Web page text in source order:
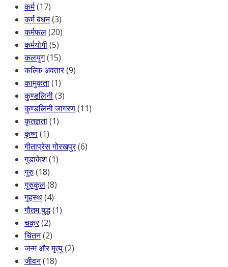
कर्म(17)
कर्म बंधन(3)
कर्मफल(20)
कर्मयोगी(5)
कलयुग(15)
कल्कि अवतार(9)
कामुकता(1)
कुण्डलिनी(3)
कुण्डलिनी जागरण(11)
कृतज्ञता(1)
कृष्ण(1)
गीताप्रेस गोरखपुर(6)
गुडाकेश(1)
गुरु(18)
गुरुकुल(8)
गृहस्थ(4)
गौतम बुद्ध(1)
चक्र(2)
चिंतन(2)
जन्म और मृत्यु(2)
जीवन(18)